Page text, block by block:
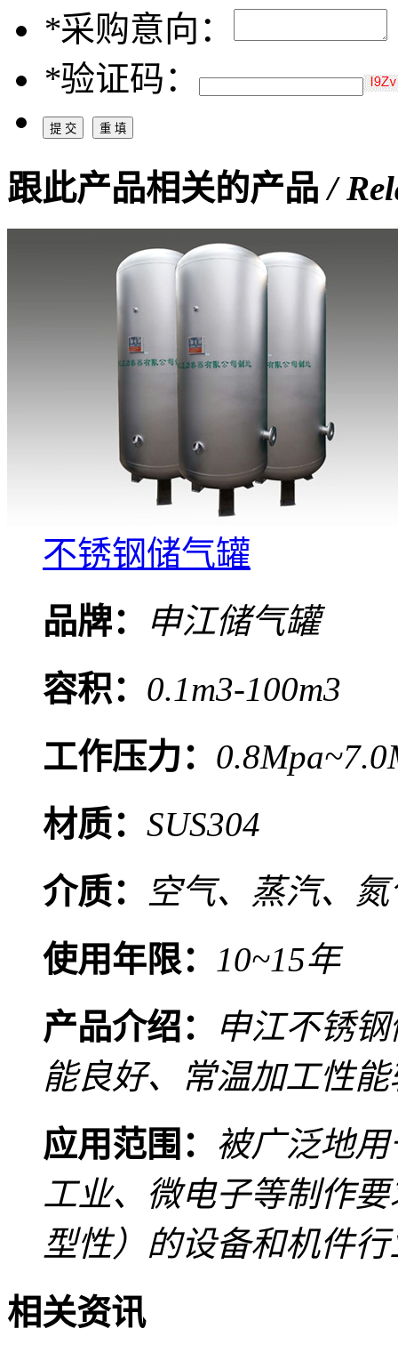
*采购意向：
*验证码：
跟此产品相关的产品/
不锈钢储气罐
品牌：
申江储气罐
容积： 0.1m3-100m3
工作压力：
材质： SUS304
介质：
空气、蒸汽、
使用年限： 10~15年
产品介绍：
申江不锈
能良好、常温加工性
应用范围： 被广泛地
工业、微电子等制作
型性）的设备和机件
相关资讯